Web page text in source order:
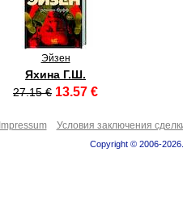
Эйзен
Яхина Г.Ш.
27.15 € 13.57 €
Impressum Условия заключения
Copyright © 2006-